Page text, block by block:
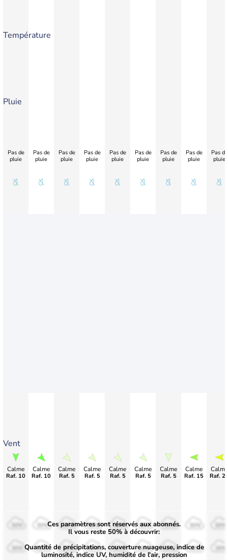
Température
Pluie
Vent
Pas de
pluie
Calme
Raf. 10
Pas de
pluie
Calme
Raf. 10
Pas de
pluie
Calme
Raf. 5
Pas de
pluie
Calme
Raf. 5
Pas de
pluie
Calme
Raf. 5
Pas de
pluie
Calme
Raf. 5
Pas de
pluie
Calme
Raf. 5
Pas de
pluie
Calme
Raf. 15
Pas de
pluie
Calme
Raf.
50%
30%
50%
30%
50%
30%
50%
30%
50%
30%
50%
30%
50%
30%
Ces paramètres sont réservés aux abonnés.
Il vous reste 50% à découvrir:
Quantité de précipitations, couverture nuageuse, indice de
luminosité, indice UV, humidité de l'air, pression